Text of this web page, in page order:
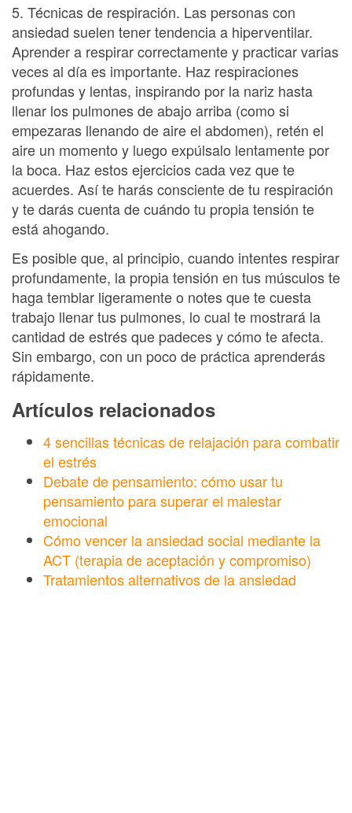
5. Técnicas de respiración. Las personas con
ansiedad suelen tener tendencia a hiperventilar.
Aprender a respirar correctamente y practicar varias
veces al día es importante. Haz respiraciones
profundas y lentas, inspirando por la nariz hasta
llenar los pulmones de abajo arriba (como si
empezaras llenando de aire el abdomen), retén el
aire un momento y luego expúlsalo lentamente por
la boca. Haz estos ejercicios cada vez que te
acuerdes. Así te harás consciente de tu respiración
y te darás cuenta de cuándo tu propia tensión te
está ahogando.
Es posible que, al principio, cuando intentes respirar
profundamente, la propia tensión en tus músculos te
haga temblar ligeramente o notes que te cuesta
trabajo llenar tus pulmones, lo cual te mostrará la
cantidad de estrés que padeces y cómo te afecta.
Sin embargo, con un poco de práctica aprenderás
rápidamente.
Artículos relacionados
4 sencillas técnicas de relajación para combatir
el estrés
Debate de pensamiento: cómo usar tu
pensamiento para superar el malestar
emocional
Cómo vencer la ansiedad social mediante la
ACT (terapia de aceptación y compromiso)
Tratamientos alternativos de la ansiedad